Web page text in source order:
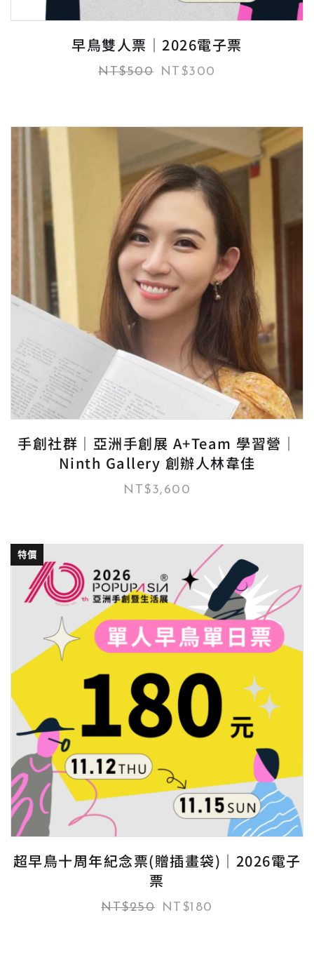
早鳥雙人票｜2026電子票
NT$500 NT$300
手創社群｜亞洲手創展 A+Team 學習營｜
Ninth Gallery 創辦人林韋佳
NT$3,600
特價
超早鳥十周年紀念票(贈插畫袋)｜2026電子
票
NT$250 NT$180